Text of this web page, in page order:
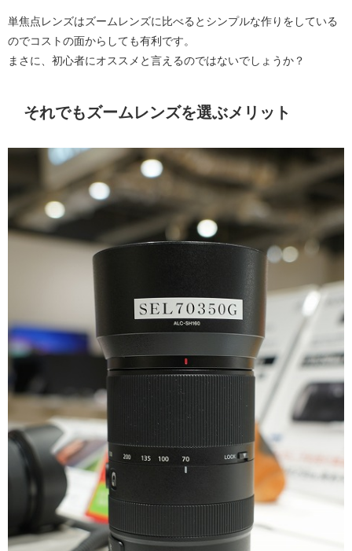
単焦点レンズはズームレンズに比べるとシンプルな作りをしている
のでコストの面からしても有利です。
まさに、初心者にオススメと言えるのではないでしょうか？
それでもズームレンズを選ぶメリット